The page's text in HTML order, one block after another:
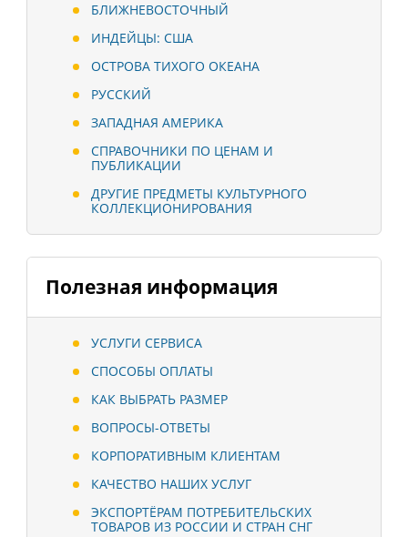
БЛИЖНЕВОСТОЧНЫЙ
ИНДЕЙЦЫ: США
ОСТРОВА ТИХОГО ОКЕАНА
РУССКИЙ
ЗАПАДНАЯ АМЕРИКА
СПРАВОЧНИКИ ПО ЦЕНАМ И
ПУБЛИКАЦИИ
ДРУГИЕ ПРЕДМЕТЫ КУЛЬТУРНОГО
КОЛЛЕКЦИОНИРОВАНИЯ
Полезная информация
УСЛУГИ СЕРВИСА
СПОСОБЫ ОПЛАТЫ
КАК ВЫБРАТЬ РАЗМЕР
ВОПРОСЫ-ОТВЕТЫ
КОРПОРАТИВНЫМ КЛИЕНТАМ
КАЧЕСТВО НАШИХ УСЛУГ
ЭКСПОРТЁРАМ ПОТРЕБИТЕЛЬСКИХ
ТОВАРОВ ИЗ РОССИИ И СТРАН СНГ